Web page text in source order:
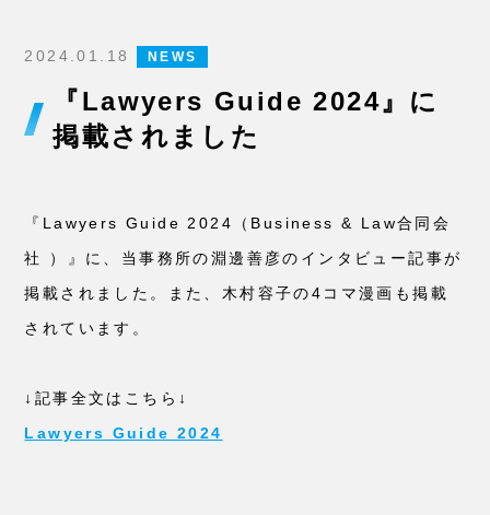
2024.01.18 NEWS
『Lawyers Guide 2024』に
掲載されました
『Lawyers Guide 2024（Business & Law合同会
社 ）』に、当事務所の淵邊善彦のインタビュー記事が
掲載されました。また、木村容子の4コマ漫画も掲載
されています。
↓記事全文はこちら↓
Lawyers Guide 2024